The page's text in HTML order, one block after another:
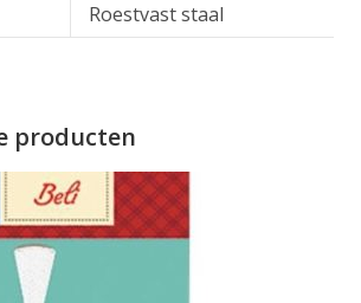
Roestvast staal
producten